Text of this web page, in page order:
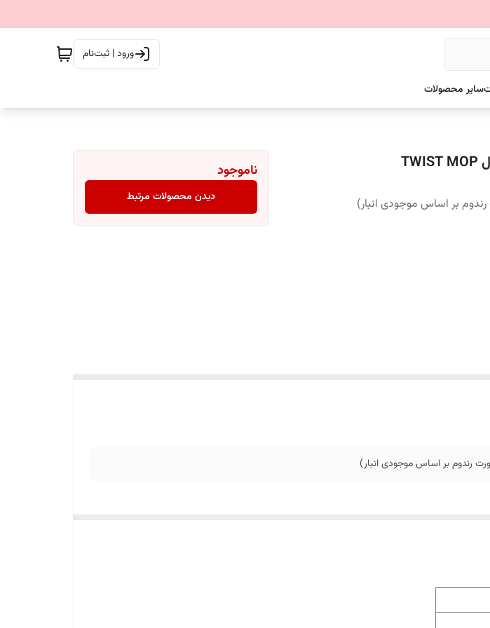
ورود | ثبت‌نام
سایر محصولات
ناموجود
دیدن محصولات مرتبط